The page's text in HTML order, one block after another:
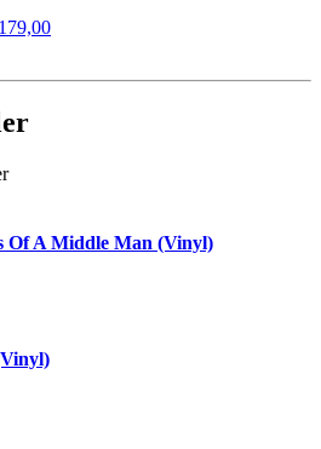
179,00
Of A Middle Man (Vinyl)